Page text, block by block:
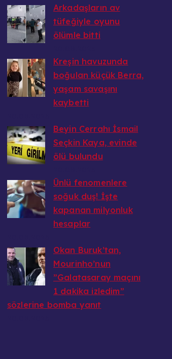
Arkadaşların av
tüfeğiyle oyunu
ölümle bitti
Kreşin havuzunda
boğulan küçük Berra,
yaşam savaşını
kaybetti
Beyin Cerrahı İsmail
Seçkin Kaya, evinde
ölü bulundu
Ünlü fenomenlere
soğuk duş! İşte
kapanan milyonluk
hesaplar
Okan Buruk’tan,
Mourinho’nun
”Galatasaray maçını
1 dakika izledim”
sözlerine bomba yanıt